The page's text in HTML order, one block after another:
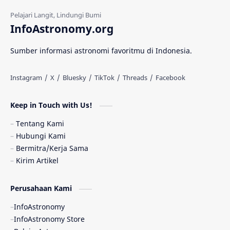
Gerhana Matahari
Quasar
Ulasan
Gelombang Gravitasi
Kerdil Putih LAPAN
InfoAstronomy.org
Sumber informasi astronomi favoritmu di Indonesia.
Keep in Touch with Us!
Tentang Kami
Hubungi Kami
Bermitra/Kerja Sama
Kirim Artikel
Perusahaan Kami
InfoAstronomy
InfoAstronomy Store